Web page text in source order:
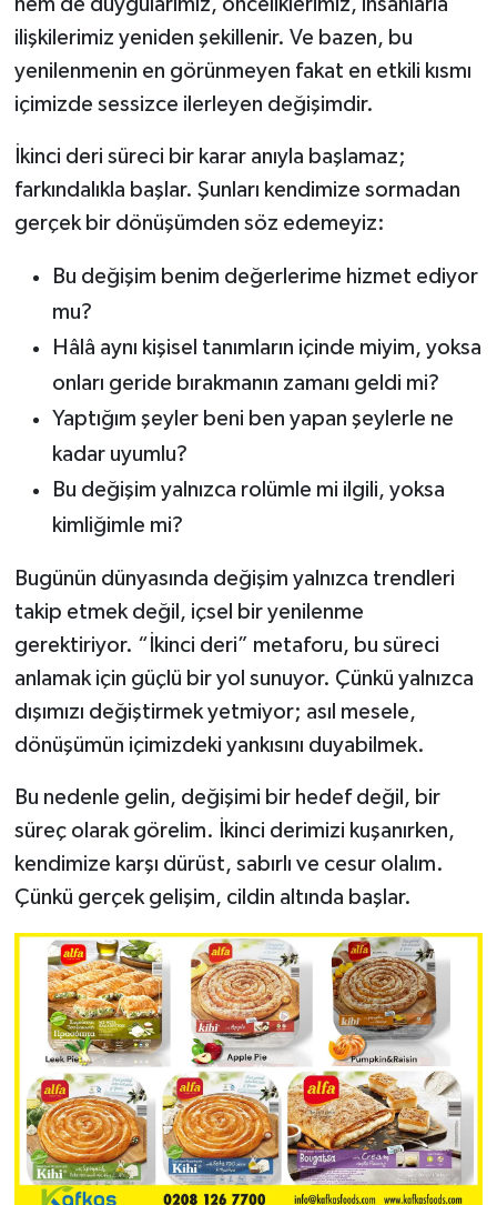
hem de duygularımız, önceliklerimiz, insanlarla
ilişkilerimiz yeniden şekillenir. Ve bazen, bu
yenilenmenin en görünmeyen fakat en etkili kısmı
içimizde sessizce ilerleyen değişimdir.
İkinci deri süreci bir karar anıyla başlamaz;
farkındalıkla başlar. Şunları kendimize sormadan
gerçek bir dönüşümden söz edemeyiz:
Bu değişim benim değerlerime hizmet ediyor
mu?
Hâlâ aynı kişisel tanımların içinde miyim, yoksa
onları geride bırakmanın zamanı geldi mi?
Yaptığım şeyler beni ben yapan şeylerle ne
kadar uyumlu?
Bu değişim yalnızca rolümle mi ilgili, yoksa
kimliğimle mi?
Bugünün dünyasında değişim yalnızca trendleri
takip etmek değil, içsel bir yenilenme
gerektiriyor. “İkinci deri” metaforu, bu süreci
anlamak için güçlü bir yol sunuyor. Çünkü yalnızca
dışımızı değiştirmek yetmiyor; asıl mesele,
dönüşümün içimizdeki yankısını duyabilmek.
Bu nedenle gelin, değişimi bir hedef değil, bir
süreç olarak görelim. İkinci derimizi kuşanırken,
kendimize karşı dürüst, sabırlı ve cesur olalım.
Çünkü gerçek gelişim, cildin altında başlar.